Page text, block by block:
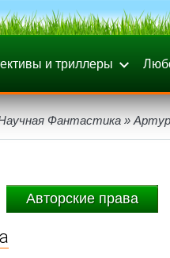
и триллеры
Фантастика » Артур
Авторские права